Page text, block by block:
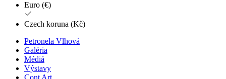
Euro (€)
Czech koruna (Kč)
Petronela Vlhová
Galéria
Médiá
Výstavy
Cont Art